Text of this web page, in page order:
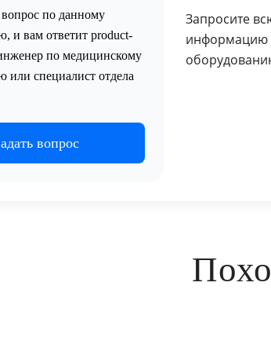
вопрос по данному
и вам ответит product-
по медицинскому
или специалист отдела
вопрос
Запросите
информацию